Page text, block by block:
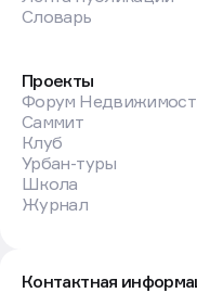
Словарь
Проекты
Форум
Саммит
Клуб
Урбан-туры
Школа
Журнал
Контактная